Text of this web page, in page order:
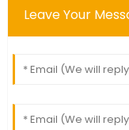
Leave Your